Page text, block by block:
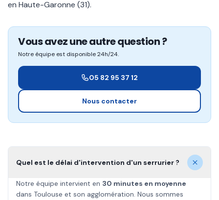
en Haute-Garonne (31).
Vous avez une autre question ?
Notre équipe est disponible 24h/24.
05 82 95 37 12
Nous contacter
Quel est le délai d'intervention d'un serrurier ?
Notre équipe intervient en 30 minutes en moyenne
dans Toulouse et son agglomération. Nous sommes